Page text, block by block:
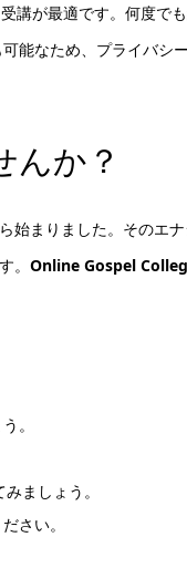
講が最適です。何度で
能なため、プライバシ
んか？
始まりました。そのエ
。 Online Gospel
。
ましょう。
さい。